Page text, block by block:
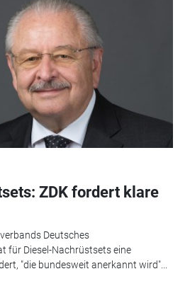
ZDK fordert klare
Deutsches
für Diesel-Nachrüstsets eine
"die bundesweit anerkannt wird"...